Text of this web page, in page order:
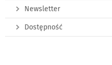
Newsletter
Dostępność